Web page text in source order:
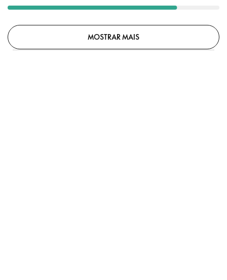
MOSTRAR MAIS